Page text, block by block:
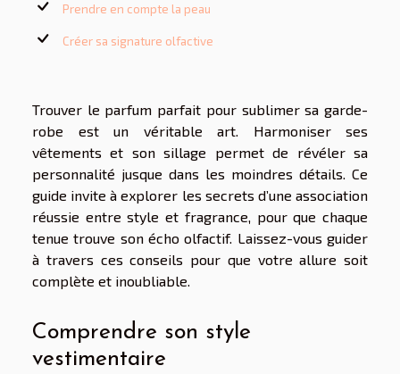
Prendre en compte la peau
Créer sa signature olfactive
Trouver le parfum parfait pour sublimer sa garde-
robe est un véritable art. Harmoniser ses
vêtements et son sillage permet de révéler sa
personnalité jusque dans les moindres détails. Ce
guide invite à explorer les secrets d’une association
réussie entre style et fragrance, pour que chaque
tenue trouve son écho olfactif. Laissez-vous guider
à travers ces conseils pour que votre allure soit
complète et inoubliable.
Comprendre son style
vestimentaire